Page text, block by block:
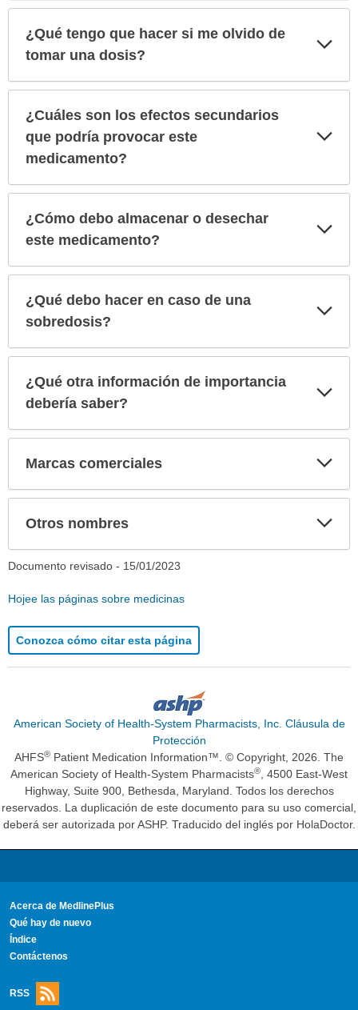
¿Qué tengo que hacer si me olvido de
tomar una dosis?
¿Cuáles son los efectos secundarios
que podría provocar este
medicamento?
¿Cómo debo almacenar o desechar
este medicamento?
¿Qué debo hacer en caso de una
sobredosis?
¿Qué otra información de importancia
debería saber?
Marcas comerciales
Otros nombres
Documento revisado - 15/01/2023
Hojee las páginas sobre medicinas
Conozca cómo citar esta página
American Society of Health-System Pharmacists, Inc. Cláusula de
Protección
AHFS® Patient Medication Information™. © Copyright, 2026. The
American Society of Health-System Pharmacists®, 4500 East-West
Highway, Suite 900, Bethesda, Maryland. Todos los derechos
reservados. La duplicación de este documento para su uso comercial,
deberá ser autorizada por ASHP. Traducido del inglés por HolaDoctor.
Acerca de MedlinePlus
Qué hay de nuevo
Índice
Contáctenos
RSS